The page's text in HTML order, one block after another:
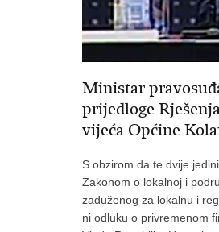
Ministar
prijedloge
vijeća Općine
S obzirom da te dvije
Zakonom o lokalnoj i
zaduženog za lokalnu i
ni odluku o privremenom